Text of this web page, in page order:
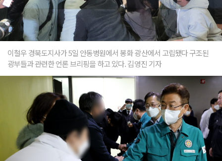
이철우 경북도지사가 5일 안동병원에서 봉화 광산에서 고립됐다 구조된
광부들과 관련한 언론 브리핑을 하고 있다. 김영진 기자